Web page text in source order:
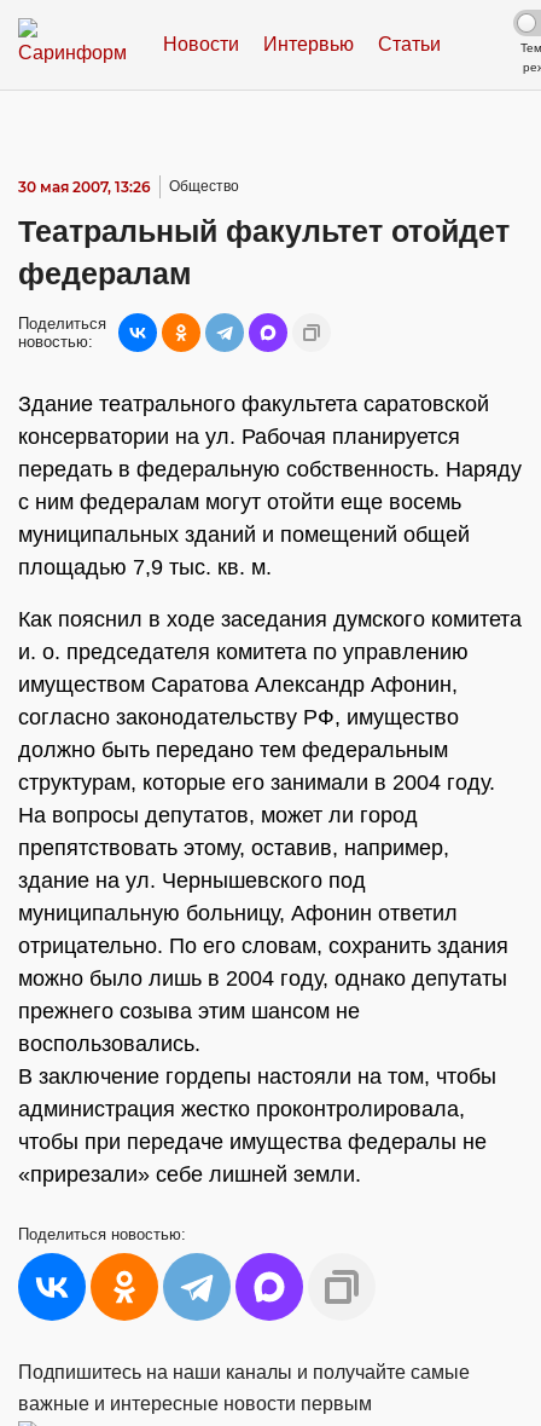
Новости Интервью Статьи
30 мая 2007, 13:26 Общество
Театральный факультет отойдет
федералам
Поделиться
новостью:
Здание театрального факультета саратовской
консерватории на ул. Рабочая планируется
передать в федеральную собственность. Наряду
с ним федералам могут отойти еще восемь
муниципальных зданий и помещений общей
площадью 7,9 тыс. кв. м.
Как пояснил в ходе заседания думского комитета
и. о. председателя комитета по управлению
имуществом Саратова Александр Афонин,
согласно законодательству РФ, имущество
должно быть передано тем федеральным
структурам, которые его занимали в 2004 году.
На вопросы депутатов, может ли город
препятствовать этому, оставив, например,
здание на ул. Чернышевского под
муниципальную больницу, Афонин ответил
отрицательно. По его словам, сохранить здания
можно было лишь в 2004 году, однако депутаты
прежнего созыва этим шансом не
воспользовались.
В заключение гордепы настояли на том, чтобы
администрация жестко проконтролировала,
чтобы при передаче имущества федералы не
«прирезали» себе лишней земли.
Поделиться новостью:
Подпишитесь на наши каналы и получайте самые
важные и интересные новости первым